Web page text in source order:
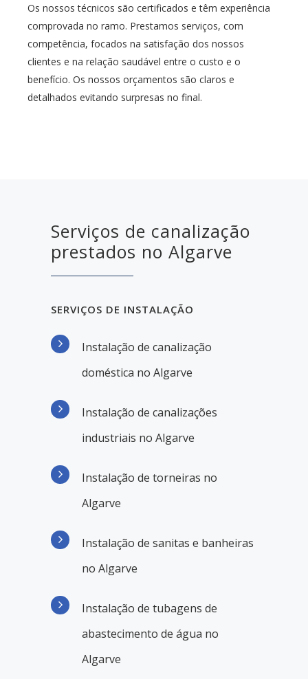
Os nossos técnicos são certificados e têm experiência
comprovada no ramo. Prestamos serviços, com
competência, focados na satisfação dos nossos
clientes e na relação saudável entre o custo e o
benefício. Os nossos orçamentos são claros e
detalhados evitando surpresas no final.
Serviços de canalização
prestados no Algarve
SERVIÇOS DE INSTALAÇÃO
Instalação de canalização
doméstica no Algarve
Instalação de canalizações
industriais no Algarve
Instalação de torneiras no
Algarve
Instalação de sanitas e banheiras
no Algarve
Instalação de tubagens de
abastecimento de água no
Algarve